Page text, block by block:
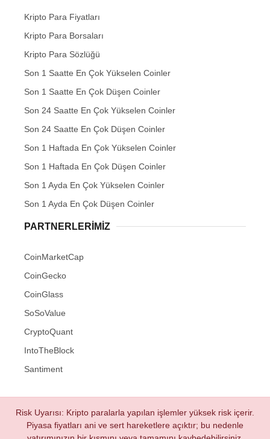
Kripto Para Fiyatları
Kripto Para Borsaları
Kripto Para Sözlüğü
Son 1 Saatte En Çok Yükselen Coinler
Son 1 Saatte En Çok Düşen Coinler
Son 24 Saatte En Çok Yükselen Coinler
Son 24 Saatte En Çok Düşen Coinler
Son 1 Haftada En Çok Yükselen Coinler
Son 1 Haftada En Çok Düşen Coinler
Son 1 Ayda En Çok Yükselen Coinler
Son 1 Ayda En Çok Düşen Coinler
PARTNERLERIMIZ
CoinMarketCap
CoinGecko
CoinGlass
SoSoValue
CryptoQuant
IntoTheBlock
Santiment
Risk Uyarısı: Kripto paralarla yapılan işlemler yüksek risk içerir.
Piyasa fiyatları ani ve sert hareketlere açıktır; bu nedenle